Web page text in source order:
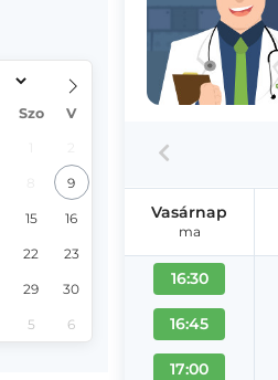
Szo V
9
15 16
22 23
29 30
5 6
Vasárnap
ma
16:30
16:45
17:00